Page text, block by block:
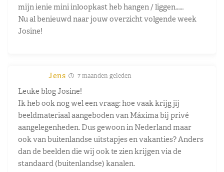
mijn ienie mini inloopkast heb hangen / liggen……
Nu al benieuwd naar jouw overzicht volgende week
Josine!
Jens 7 maanden geleden
Leuke blog Josine!
Ik heb ook nog wel een vraag: hoe vaak krijg jij
beeldmateriaal aangeboden van Máxima bij privé
aangelegenheden. Dus gewoon in Nederland maar
ook van buitenlandse uitstapjes en vakanties? Anders
dan de beelden die wij ook te zien krijgen via de
standaard (buitenlandse) kanalen.